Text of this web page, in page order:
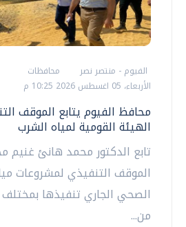
الفيوم - منتصر نصر
محافظات
الأربعاء، 05 اغسطس 2026 10:25 م
محافظ الفيوم يتابع الموقف
الهيئة القومية لمياه الشرب
تابع الدكتور محمد هانئ غنيم
الموقف التنفيذي لمشروعات
الصحي الجاري تنفيذها بمختلف
من...